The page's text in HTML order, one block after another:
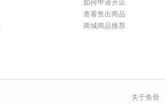
如何申请开店
查看售出商品
商城商品推荐
关于鱼骨